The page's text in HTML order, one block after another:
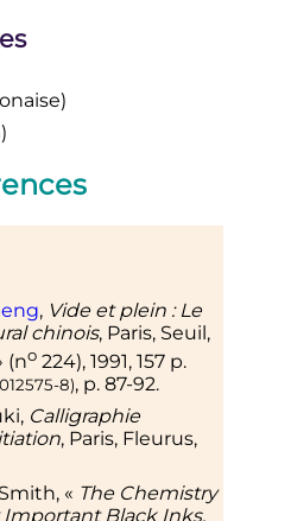
, Vide et plein : Le
chinois, Paris, Seuil,
(no 224), 1991, 157 p.
8), p. 87-92.
, Calligraphie
, Paris, Fleurus,
Smith, « The Chemistry
Important Black Inks,